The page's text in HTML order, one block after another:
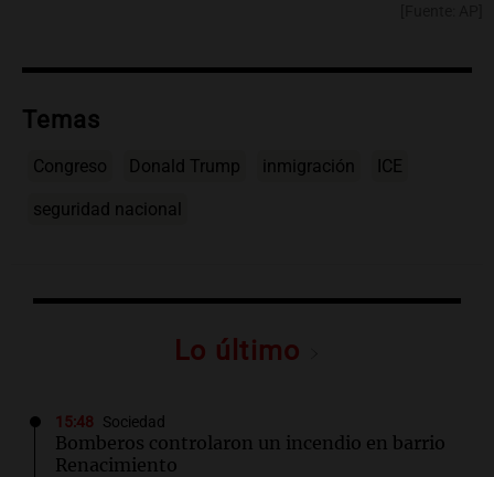
Temas
Congreso Donald Trump inmigración ICE
seguridad nacional
Lo último
15:48 Sociedad
Bomberos controlaron un incendio en barrio
Renacimiento